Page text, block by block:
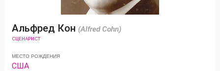
Альфред Кон (Alfred Cohn)
СЦЕНАРИСТ
МЕСТО РОЖДЕНИЯ
США